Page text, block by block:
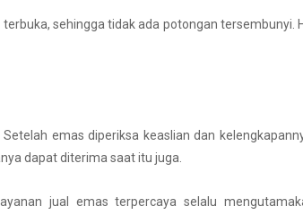
sehingga tidak ada potongan tersembunyi.
emas diperiksa keaslian dan
dapat diterima saat itu juga.
jual emas terpercaya selalu